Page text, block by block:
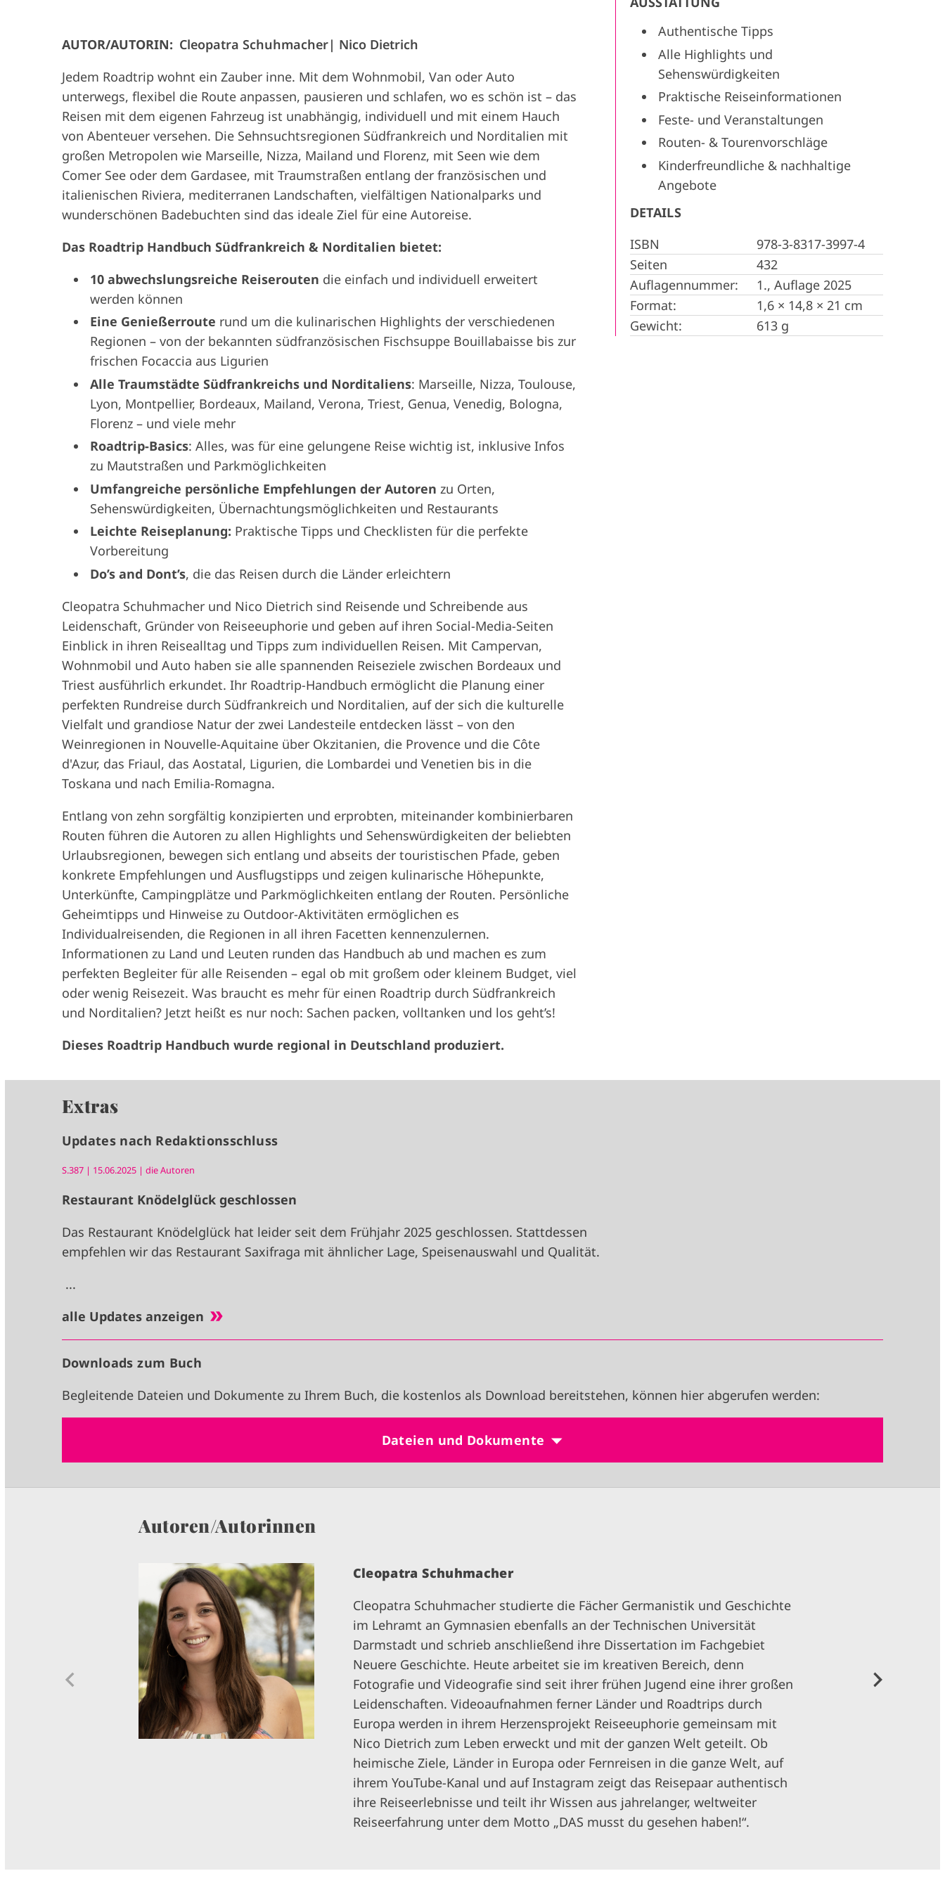
AUTOR/AUTORIN: Cleopatra Schuhmacher
Nico Dietrich
Jedem Roadtrip wohnt ein Zauber inne. Mit dem Wohnmobil, Van oder Auto
unterwegs, flexibel die Route anpassen, pausieren und schlafen, wo es schön ist – das
Reisen mit dem eigenen Fahrzeug ist unabhängig, individuell und mit einem Hauch
von Abenteuer versehen. Die Sehnsuchtsregionen Südfrankreich und Norditalien mit
großen Metropolen wie Marseille, Nizza, Mailand und Florenz, mit Seen wie dem
Comer See oder dem Gardasee, mit Traumstraßen entlang der französischen und
italienischen Riviera, mediterranen Landschaften, vielfältigen Nationalparks und
wunderschönen Badebuchten sind das ideale Ziel für eine Autoreise.
Das Roadtrip Handbuch Südfrankreich & Norditalien bietet:
10 abwechslungsreiche Reiserouten die einfach und individuell erweitert
werden können
Eine Genießerroute rund um die kulinarischen Highlights der verschiedenen
Regionen – von der bekannten südfranzösischen Fischsuppe Bouillabaisse bis zur
frischen Focaccia aus Ligurien
Alle Traumstädte Südfrankreichs und Norditaliens: Marseille, Nizza, Toulouse,
Lyon, Montpellier, Bordeaux, Mailand, Verona, Triest, Genua, Venedig, Bologna,
Florenz – und viele mehr
Roadtrip-Basics: Alles, was für eine gelungene Reise wichtig ist, inklusive Infos
zu Mautstraßen und Parkmöglichkeiten
Umfangreiche persönliche Empfehlungen der Autoren zu Orten,
Sehenswürdigkeiten, Übernachtungsmöglichkeiten und Restaurants
Leichte Reiseplanung: Praktische Tipps und Checklisten für die perfekte
Vorbereitung
Do’s and Dont’s, die das Reisen durch die Länder erleichtern
Cleopatra Schuhmacher und Nico Dietrich sind Reisende und Schreibende aus
Leidenschaft, Gründer von Reiseeuphorie und geben auf ihren Social-Media-Seiten
Einblick in ihren Reisealltag und Tipps zum individuellen Reisen. Mit Campervan,
Wohnmobil und Auto haben sie alle spannenden Reiseziele zwischen Bordeaux und
Triest ausführlich erkundet. Ihr Roadtrip-Handbuch ermöglicht die Planung einer
perfekten Rundreise durch Südfrankreich und Norditalien, auf der sich die kulturelle
Vielfalt und grandiose Natur der zwei Landesteile entdecken lässt – von den
Weinregionen in Nouvelle-Aquitaine über Okzitanien, die Provence und die Côte
d'Azur, das Friaul, das Aostatal, Ligurien, die Lombardei und Venetien bis in die
Toskana und nach Emilia-Romagna.
Entlang von zehn sorgfältig konzipierten und erprobten, miteinander kombinierbaren
Routen führen die Autoren zu allen Highlights und Sehenswürdigkeiten der beliebten
Urlaubsregionen, bewegen sich entlang und abseits der touristischen Pfade, geben
konkrete Empfehlungen und Ausflugstipps und zeigen kulinarische Höhepunkte,
Unterkünfte, Campingplätze und Parkmöglichkeiten entlang der Routen. Persönliche
Geheimtipps und Hinweise zu Outdoor-Aktivitäten ermöglichen es
Individualreisenden, die Regionen in all ihren Facetten kennenzulernen.
Informationen zu Land und Leuten runden das Handbuch ab und machen es zum
perfekten Begleiter für alle Reisenden – egal ob mit großem oder kleinem Budget, viel
oder wenig Reisezeit. Was braucht es mehr für einen Roadtrip durch Südfrankreich
und Norditalien? Jetzt heißt es nur noch: Sachen packen, volltanken und los geht’s!
Dieses Roadtrip Handbuch wurde regional in Deutschland produziert.
Authentische Tipps
Alle Highlights und
Sehenswürdigkeiten
Praktische Reiseinformationen
Feste- und Veranstaltungen
Routen- & Tourenvorschläge
Kinderfreundliche & nachhaltige
Angebote
DETAILS
ISBN
978-3-8317-3997-4
Seiten
432
Auflagennummer:
1., Auflage 2025
Format:
1,6 × 14,8 × 21 cm
Gewicht:
613 g
Extras
Updates nach Redaktionsschluss
S.387 | 15.06.2025 | die Autoren
Restaurant Knödelglück geschlossen
Das Restaurant Knödelglück hat leider seit dem Frühjahr 2025 geschlossen. Stattdessen
empfehlen wir das Restaurant Saxifraga mit ähnlicher Lage, Speisenauswahl und Qualität.
...
alle Updates anzeigen
Downloads zum Buch
Begleitende Dateien und Dokumente zu Ihrem Buch, die kostenlos als Download bereitstehen, können hier abgerufen werden:
Dateien und Dokumente
Autoren/Autorinnen
A
G
Cleopatra Schuhmacher
Cleopatra Schuhmacher studierte die Fächer Germanistik und Geschichte
im Lehramt an Gymnasien ebenfalls an der Technischen Universität
Darmstadt und schrieb anschließend ihre Dissertation im Fachgebiet
Neuere Geschichte. Heute arbeitet sie im kreativen Bereich, denn
Fotografie und Videografie sind seit ihrer frühen Jugend eine ihrer großen
Leidenschaften. Videoaufnahmen ferner Länder und Roadtrips durch
Europa werden in ihrem Herzensprojekt Reiseeuphorie gemeinsam mit
Nico Dietrich zum Leben erweckt und mit der ganzen Welt geteilt. Ob
heimische Ziele, Länder in Europa oder Fernreisen in die ganze Welt, auf
ihrem YouTube-Kanal und auf Instagram zeigt das Reisepaar authentisch
ihre Reiseerlebnisse und teilt ihr Wissen aus jahrelanger, weltweiter
Reiseerfahrung unter dem Motto „DAS musst du gesehen haben!“.